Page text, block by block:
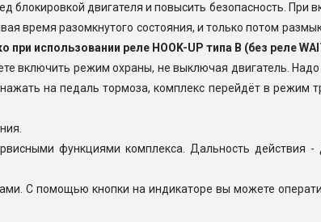
блокировкой двигателя и повысить безопасность. При
время разомкнутого состояния, и только потом
при использовании реле HOOK-UP типа В (без реле
включить режим охраны, не выключая двигатель. Надо
на педаль тормоза, комплекс перейдёт в режим
функциями комплекса. Дальность действия
С помощью кнопки на индикаторе вы можете